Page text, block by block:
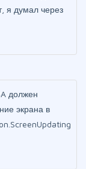
я думал через
должен
экрана в